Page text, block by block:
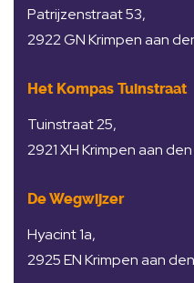
Patrijzenstraat 53,
2922 GN Krimpen aan
Het Kompas Tuinstraat
Tuinstraat 25,
2921 XH Krimpen aan
De Wegwijzer
Hyacint 1a,
2925 EN Krimpen aan